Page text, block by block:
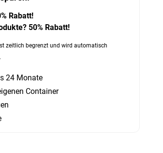
Rabatt!
50% Rabatt!
zeitlich begrenzt und wird automatisch
24 Monate
Container